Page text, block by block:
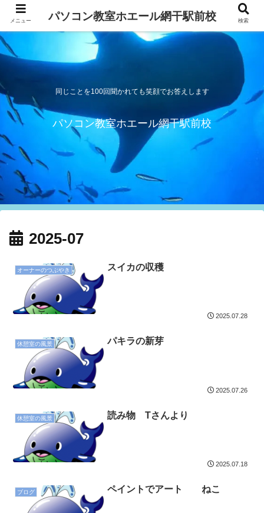
同じことを100回聞かれても笑顔でお答えします
パソコン教室ホエール網干駅前校
2025-07
オーナーのつぶやき スイカの収穫
2025.07.28
休憩室の風景 パキラの新芽
2025.07.26
休憩室の風景 読み物 Tさんより
2025.07.18
ブログ ペイントでアート ねこ
メニュー パソコン教室ホエール網干駅前校 検索